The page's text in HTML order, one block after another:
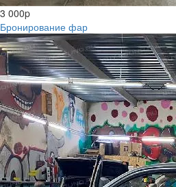
3 000p
Бронирование фар